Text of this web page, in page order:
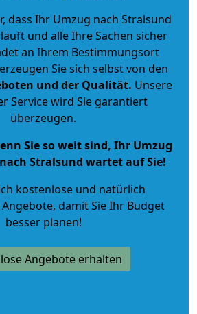
dass Ihr Umzug nach Stralsund
und alle Ihre Sachen sicher
an Ihrem Bestimmungsort
Sie sich selbst von den
und der Qualität. Unsere
Service wird Sie garantiert
überzeugen.
Sie so weit sind, Ihr Umzug
Stralsund wartet auf Sie!
kostenlose und natürlich
, damit Sie Ihr Budget
besser planen!
Angebote erhalten